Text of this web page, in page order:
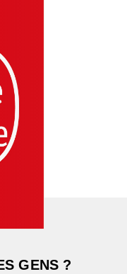
GENS ?